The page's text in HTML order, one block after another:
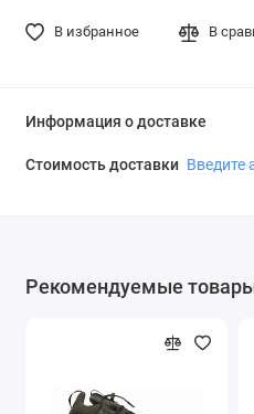
В избранное В
Информация о доставке
Стоимость доставки Введите
Рекомендуемые